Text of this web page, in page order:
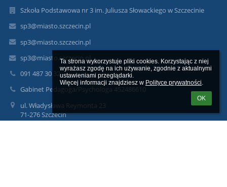
Ta strona wykorzystuje pliki cookies. Korzystając z niej
wyrażasz zgodę na ich używanie, zgodnie z aktualnymi
ustawieniami przeglądarki.
Więcej informacji znajdziesz w Polityce prywatności.
OK
Szkoła Podstawowa nr 3 im. Juliusza Słowackiego w Szczecinie
sp3@miasto.szczecin.pl
sp3@miasto.szczecin.pl
sp3@miasto.szczecin.pl
091 487 30 32
Gabinet Pedagoga/Psychologa 452486610
ul. Władysława Reymonta 23
71-276 Szczecin
71-276 Szczecin